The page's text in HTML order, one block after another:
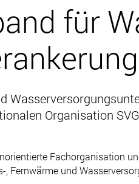
für
Organisation
Fachorganisation
, Fernwärme und